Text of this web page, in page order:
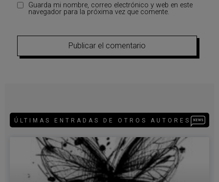
Guarda mi nombre, correo electrónico y web en este
navegador para la próxima vez que comente.
ÚLTIMAS ENTRADAS DE OTROS AUTORES